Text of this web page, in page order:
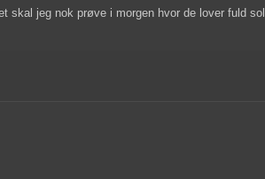
skal jeg nok prøve i morgen hvor de lover fuld sol.